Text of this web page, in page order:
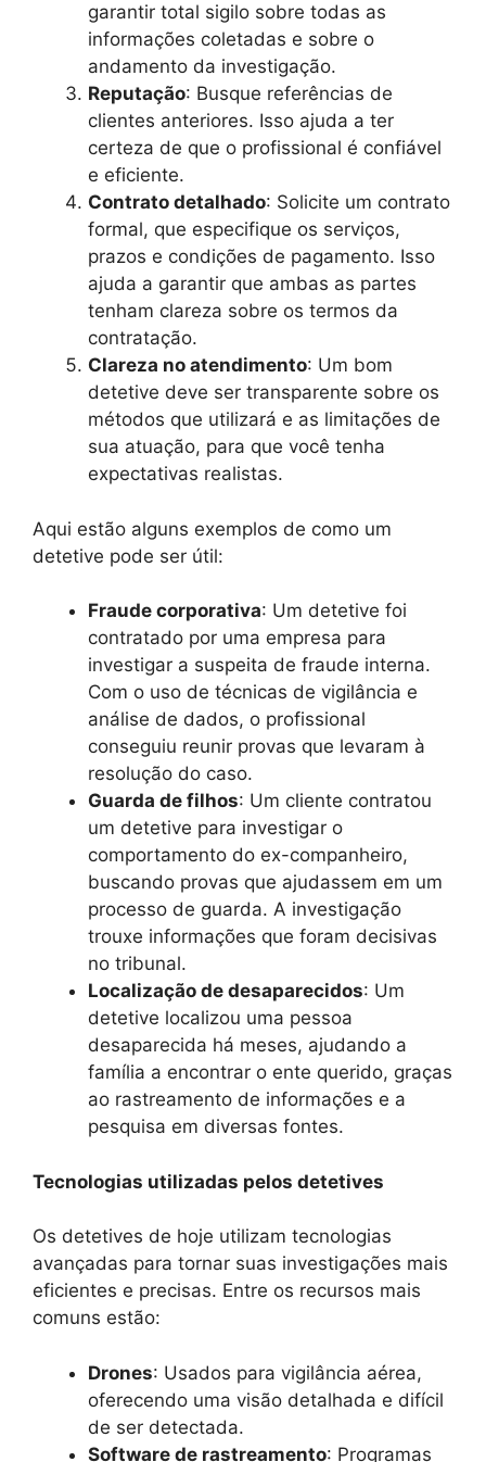
garantir total sigilo sobre todas as
informações coletadas e sobre o
andamento da investigação.
Reputação: Busque referências de
clientes anteriores. Isso ajuda a ter
certeza de que o profissional é confiável
e eficiente.
Contrato detalhado: Solicite um contrato
formal, que especifique os serviços,
prazos e condições de pagamento. Isso
ajuda a garantir que ambas as partes
tenham clareza sobre os termos da
contratação.
Clareza no atendimento: Um bom
detetive deve ser transparente sobre os
métodos que utilizará e as limitações de
sua atuação, para que você tenha
expectativas realistas.
Aqui estão alguns exemplos de como um
detetive pode ser útil:
Fraude corporativa: Um detetive foi
contratado por uma empresa para
investigar a suspeita de fraude interna.
Com o uso de técnicas de vigilância e
análise de dados, o profissional
conseguiu reunir provas que levaram à
resolução do caso.
Guarda de filhos: Um cliente contratou
um detetive para investigar o
comportamento do ex-companheiro,
buscando provas que ajudassem em um
processo de guarda. A investigação
trouxe informações que foram decisivas
no tribunal.
Localização de desaparecidos: Um
detetive localizou uma pessoa
desaparecida há meses, ajudando a
família a encontrar o ente querido, graças
ao rastreamento de informações e a
pesquisa em diversas fontes.
Tecnologias utilizadas pelos detetives
Os detetives de hoje utilizam tecnologias
avançadas para tornar suas investigações mais
eficientes e precisas. Entre os recursos mais
comuns estão:
Drones: Usados para vigilância aérea,
oferecendo uma visão detalhada e difícil
de ser detectada.
Software de rastreamento: Programas